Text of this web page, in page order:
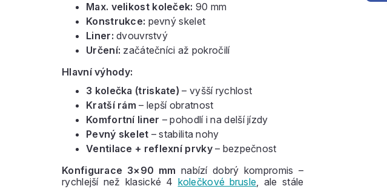
Max. velikost koleček: 90 mm
Konstrukce: pevný skelet
Liner: dvouvrstvý
Určení: začátečníci až pokročilí
Hlavní výhody:
3 kolečka (triskate) – vyšší rychlost
Kratší rám – lepší obratnost
Komfortní liner – pohodlí i na delší jízdy
Pevný skelet – stabilita nohy
Ventilace + reflexní prvky– bezpečnost
Konfigurace 3×90 mm nabízí dobrý kompromis –
rychlejší než klasické 4 kolečkové brusle, ale stále